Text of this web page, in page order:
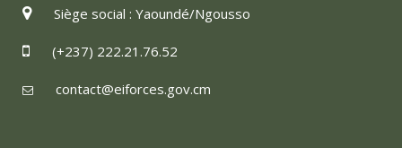
Siège social : Yaoundé/Ngousso
(+237) 222.21.76.52
contact@eiforces.gov.cm